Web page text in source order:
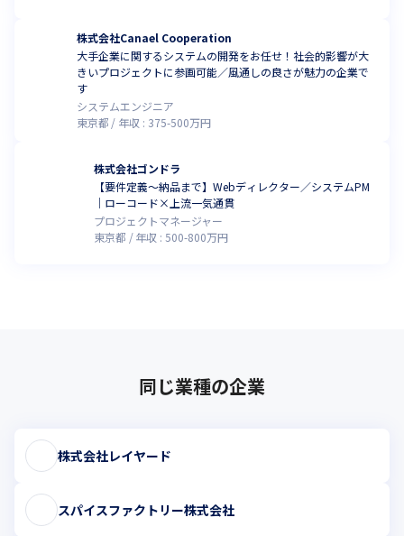
株式会社Canael Cooperation
大手企業に関するシステムの開発をお任せ！社会的影響が大
きいプロジェクトに参画可能／風通しの良さが魅力の企業で
す
システムエンジニア
東京都
年収 : 375-500万円
株式会社ゴンドラ
【要件定義〜納品まで】Webディレクター／システムPM
｜ローコード×上流一気通貫
プロジェクトマネージャー
東京都
年収 :500-800万円
同じ業種の企業
株式会社レイヤード
スパイスファクトリー株式会社